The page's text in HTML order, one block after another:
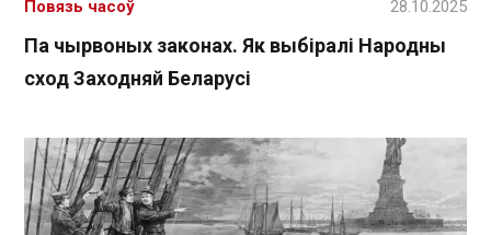
Па чырвоных законах. Як выбіралі Народны
сход Заходняй Беларусі
Повязь часоў 28.10.2025